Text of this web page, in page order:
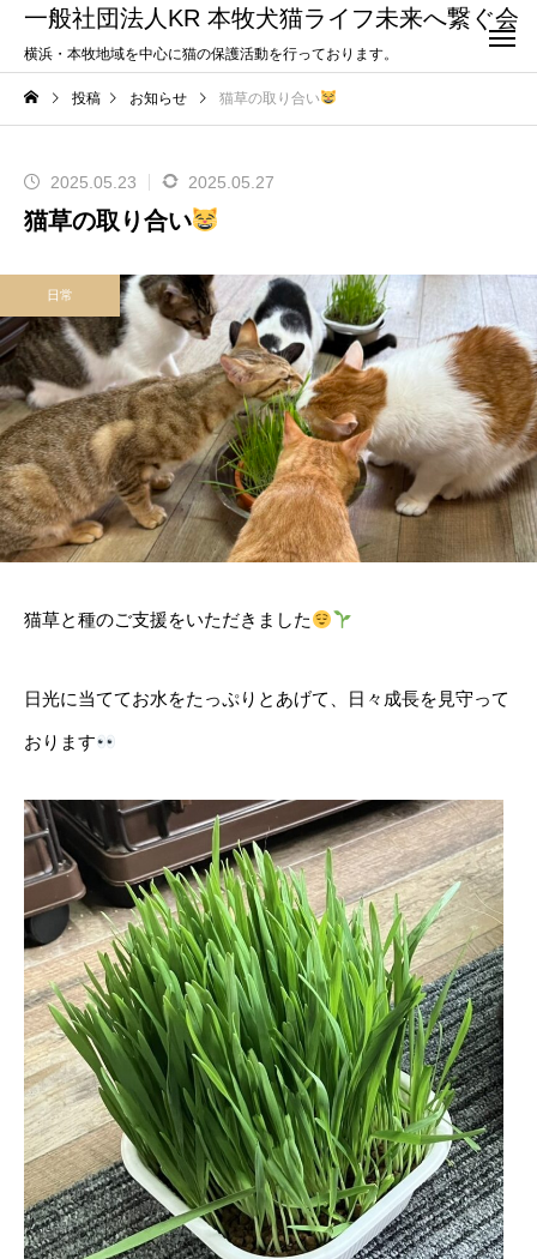
一般社団法人KR 本牧犬猫ライフ未来へ繋ぐ会
横浜・本牧地域を中心に猫の保護活動を行っております。
投稿 お知らせ 猫草の取り合い
2025.05.23 2025.05.27
猫草の取り合い
日常
猫草と種のご支援をいただきました
日光に当ててお水をたっぷりとあげて、日々成長を見守って
おります